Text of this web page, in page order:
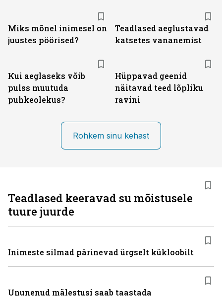
Miks mõnel inimesel on
juustes pöörised?
Teadlased aeglustavad
katsetes vananemist
Kui aeglaseks võib
pulss muutuda
puhkeolekus?
Hüppavad geenid
näitavad teed lõpliku
ravini
Rohkem sinu kehast
Teadlased keeravad su mõistusele
tuure juurde
Inimeste silmad pärinevad ürgselt kükloobilt
Ununenud mälestusi saab taastada